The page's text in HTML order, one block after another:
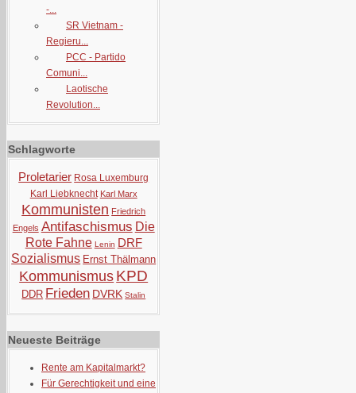
-...
SR Vietnam -
Regieru...
PCC - Partido
Comuni...
Laotische
Revolution...
Schlagworte
Proletarier Rosa Luxemburg
Karl Liebknecht Karl Marx
Kommunisten Friedrich
Engels Antifaschismus Die
Rote Fahne Lenin DRF
Sozialismus Ernst Thälmann
Kommunismus KPD
DDR Frieden DVRK Stalin
Neueste Beiträge
Rente am Kapitalmarkt?
Für Gerechtigkeit und eine